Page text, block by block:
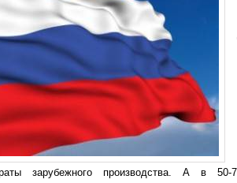
зарубежного производства. А в 50-